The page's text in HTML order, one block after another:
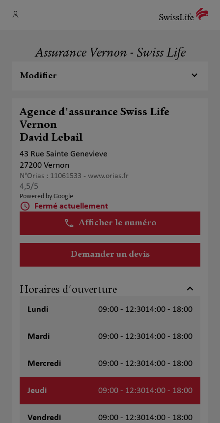
Assurance Vernon - Swiss Life
Modifier
Agence d'assurance Swiss Life
Vernon
David Lebail
43 Rue Sainte Genevieve
27200 Vernon
N°Orias : 11061533 - www.orias.fr
4,5/5
Powered by Google
Fermé actuellement
Afficher le numéro
Demander un devis
Horaires d'ouverture
Lundi 09:00 - 12:3014:00 - 18:00
Mardi 09:00 - 12:3014:00 - 18:00
Mercredi 09:00 - 12:3014:00 - 18:00
Jeudi 09:00 - 12:3014:00 - 18:00
Vendredi 09:00 - 12:3014:00 - 18:00